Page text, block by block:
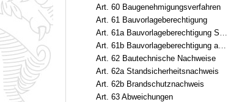
Art. 60 Baugenehmigungsverfahren
Art. 61 Bauvorlageberechtigung
Art. 61a Bauvorlageberechtigung Staatsangehöriger anderer Mitgliedstaaten
Art. 61b Bauvorlageberechtigung auswärtiger Dienstleister
Art. 62 Bautechnische Nachweise
Art. 62a Standsicherheitsnachweis
Art. 62b Brandschutznachweis
Art. 63 Abweichungen